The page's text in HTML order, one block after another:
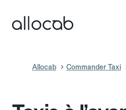
Allocab Commander Taxi